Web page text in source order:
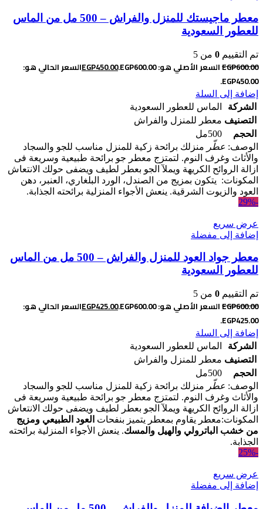
معطر ماجيستك للمنزل والفراش – 500 مل من الماس
للعطور السعودية
تم التقييم 0 من 5
EGP600.00 السعر الأصلي هو: EGP600.00. EGP450.00
السعر الحالي هو:
EGP450.00.
إضافة إلى السلة
الشركة
الماس للعطور السعودية
التصنيف معطر للمنزل والفراش
الحجم
500مل
الوصف: عطّر منزلك برائحة زكية للمنزل مناسب للجو والسجاد
والأثاث وغرف النوم. لتمتزج معطر جو برائحة طبيعية وسريعة فى
ازالة الروائح الكريهة ويملآ الجو بعطر لطيف ويضفى حولك الانتعاش
المكونات: يتكون بمزيج من الصندل، الورد البلغاري، العنبر، دهن
العود والزيوت الشرقية. ينعش الأجواء المنزلية برائحته الجذابة.
-29%
عرض سريع
إضافة إلى مفضلة
معطر جواد العود للمنزل والفراش – 500 مل من الماس
للعطور السعودية
تم التقييم 0 من 5
EGP600.00 السعر الأصلي هو: EGP600.00. EGP425.00
السعر الحالي هو:
EGP425.00.
إضافة إلى السلة
الشركة
الماس للعطور السعودية
التصنيف معطر للمنزل والفراش
الحجم
500مل
الوصف: عطّر منزلك برائحة زكية للمنزل مناسب للجو والسجاد
والأثاث وغرف النوم. لتمتزج معطر جو برائحة طبيعية وسريعة فى
ازالة الروائح الكريهة ويملآ الجو بعطر لطيف ويضفى حولك الانتعاش
المكونات:معطر يقاوم بمعطر يتميز بنفحات العود الطبيعي ومزيج
من خشب الباترولي والهيل والمسك. ينعش الأجواء المنزلية برائحته
الجذابة.
-25%
عرض سريع
إضافة إلى مفضلة